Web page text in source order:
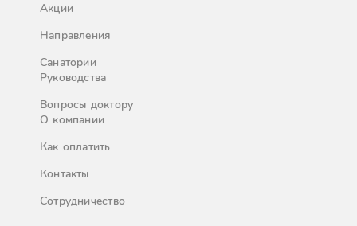
Акции
Направления
Санатории
Руководства
Вопросы доктору
О компании
Как оплатить
Контакты
Сотрудничество